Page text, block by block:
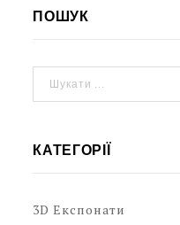
ПОШУК
КАТЕГОРІЇ
3D Експонати